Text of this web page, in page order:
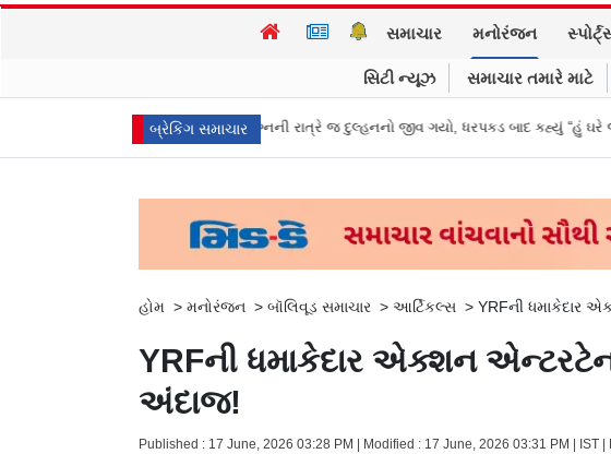
સમાચાર મનોરંજન
સિટી ન્યૂઝ સમાચાર તમારે માટે
બ્રેકિંગ સમાચાર
ડ્રાઈવરને લીધે લગ્નની રાત્રે જ દુલ્હનનો જીવ ગયો, ધરપકડ બાદ કહ્યું “હું ઘરે જઈ શકું?” ‘હું
હોમ > મનોરંજન > બૉલિવૂડ સમાચાર > આર્ટિકલ્સ > YRFની ધમાકેદાર
YRFની ધમાકેદાર એક્શન
અંદાજ!
Published : 17 June, 2026 03:28 PM | Modified : 17 June, 2026 03:31 PM | IST |